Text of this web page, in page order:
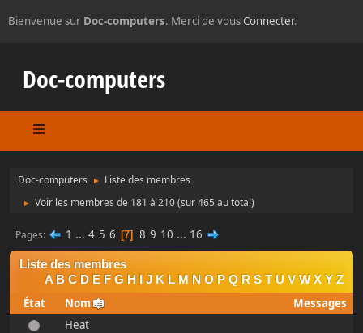
Bienvenue sur Doc-computers. Merci de vousConnecter.
Doc-computers
Doc-computers ► Liste des membres
► Voir les membres de 181 à 210(sur 465 au total)
Pages 1 ... 4 5 6 7 8 9 10 ... 16
Liste des membres
A B C D E F G H J K L M N O P Q R S T U V W X Y Z
État Nom
Messages
Heat